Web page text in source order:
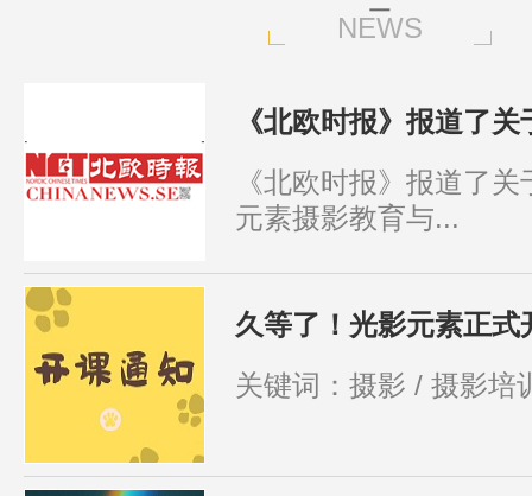
NEWS
《北欧时报》报道了
《北欧时报》报道了
元素摄影教育与...
久等了！光影元素正式
关键词：摄影 / 摄影